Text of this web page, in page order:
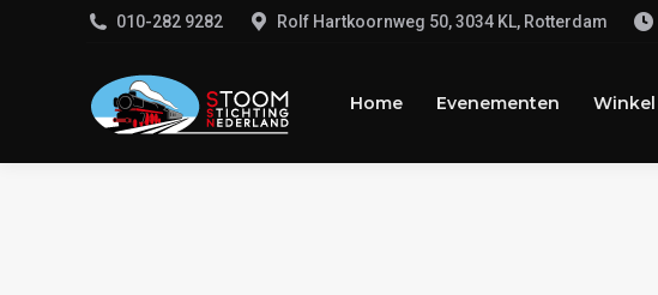
‭010-282 9282‬ Rolf Hartkoornweg 50, 3034 KL, Rotterdam
Home Evenementen Winkel
Evenementen Winkel